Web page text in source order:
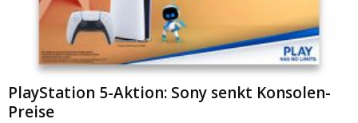
PlayStation 5-Aktion: Sony senkt Konsolen-
Preise